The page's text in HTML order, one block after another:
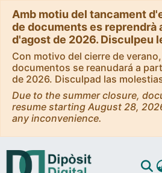
Amb motiu del tancament
de documents es reprendrà
d'agost de 2026. Disculpeu
Con motivo del cierre de
documentos se reanudará a
de 2026. Disculpad las
Due to the summer closure,
resume starting August 28,
any inconvenience.